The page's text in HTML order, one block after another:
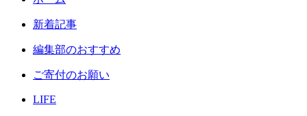
新着記事
編集部のおすすめ
ご寄付のお願い
LIFE